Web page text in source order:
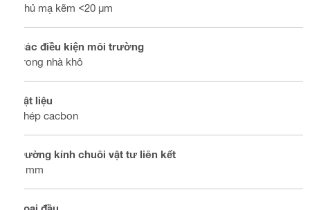
Phủ mạ kẽm <20 µm
Các điều kiện môi trường
Trong nhà khô
Vật liệu
Thép cacbon
Đường kính chuôi vật tư liên kết
4 mm